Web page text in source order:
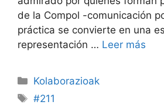
de la Compol -comunicación
práctica se convierte en una
representación … Leer más
Kolaborazioak
#211